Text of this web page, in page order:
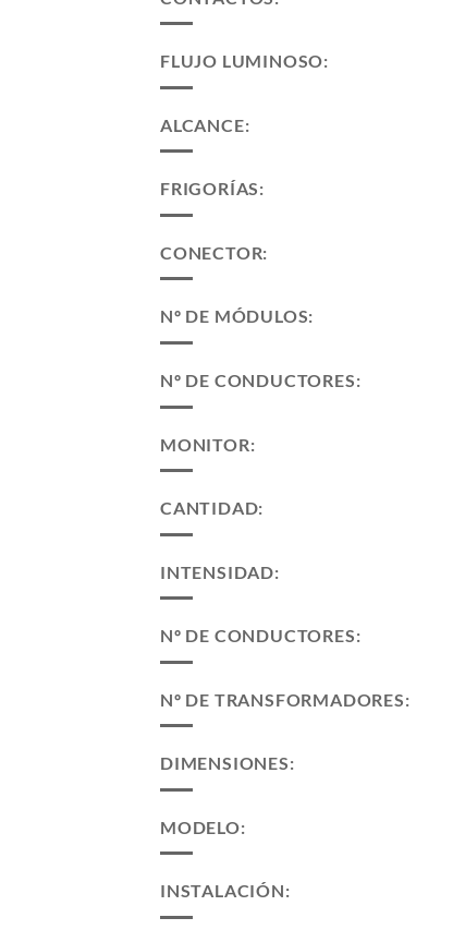
FLUJO LUMINOSO:
ALCANCE:
FRIGORÍAS:
CONECTOR:
Nº DE MÓDULOS:
Nº DE CONDUCTORES:
MONITOR:
CANTIDAD:
INTENSIDAD:
Nº DE CONDUCTORES:
Nº DE TRANSFORMADORES:
DIMENSIONES:
MODELO:
INSTALACIÓN: